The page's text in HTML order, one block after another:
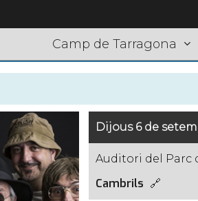
Camp de Tarragona
Dijous 6 de
Auditori del Parc
Cambrils